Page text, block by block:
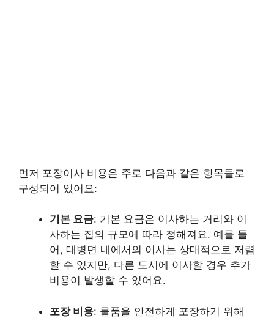
먼저 포장이사 비용은 주로 다음과 같은 항목들로
구성되어 있어요:
기본 요금: 기본 요금은 이사하는 거리와 이
사하는 집의 규모에 따라 정해져요. 예를 들
어, 대병면 내에서의 이사는 상대적으로 저렴
할 수 있지만, 다른 도시에 이사할 경우 추가
비용이 발생할 수 있어요.
포장 비용: 물품을 안전하게 포장하기 위해